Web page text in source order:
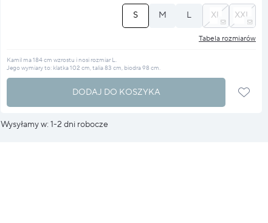
XXL
XL
L
M
S
Tabela rozmiarów
Kamil ma 184 cm wzrostu i nosi rozmiar L.
Jego wymiary to: klatka 102 cm, talia 83 cm, biodra 98 cm.
DODAJ DO KOSZYKA
Wysyłamy w: 1-2 dni robocze